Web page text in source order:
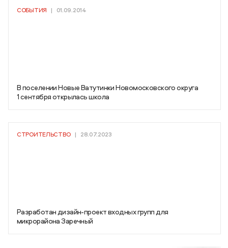
СОБЫТИЯ | 01.09.2014
В поселении Новые Ватутинки Новомосковского округа
1 сентября открылась школа
СТРОИТЕЛЬСТВО | 28.07.2023
Разработан дизайн-проект входных групп для
микрорайона Заречный